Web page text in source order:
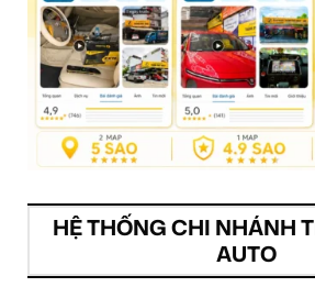
HỆ THỐNG CHI NHÁNH
AUTO